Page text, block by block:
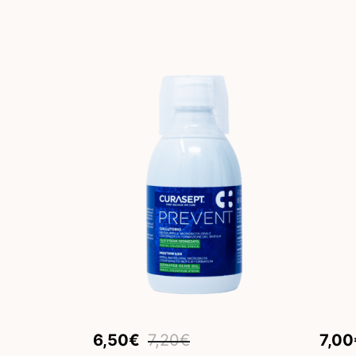
7,20€
Original
6,50€
Current
7,00